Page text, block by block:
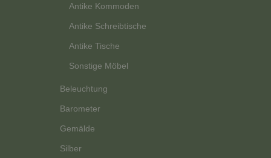
Antike Kommoden
Antike Schreibtische
Antike Tische
Sonstige Möbel
Beleuchtung
Barometer
Gemälde
Silber